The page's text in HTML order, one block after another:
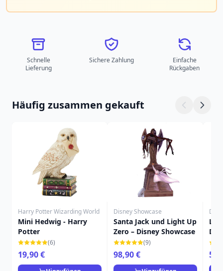
Schnelle
Lieferung
Sichere Zahlung
Einfache
Rückgaben
Häufig zusammen gekauft
Harry Potter Wizarding World
Mini Hedwig - Harry
Potter
(6)
19,90 €
Disney Showcase
Santa Jack und Light Up
Zero – Disney Showcase
(9)
98,90 €
DIE